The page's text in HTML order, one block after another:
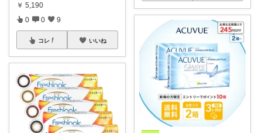
￥ 5,190
0 0 9
コレ いいね